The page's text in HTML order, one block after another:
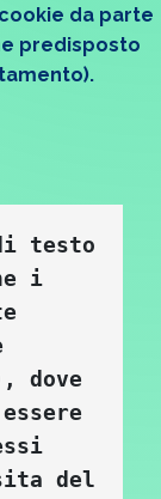
da parte
predisposto
testo
i
dove
del